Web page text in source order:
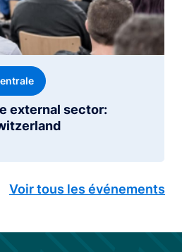
external sector:
Voir tous les événements